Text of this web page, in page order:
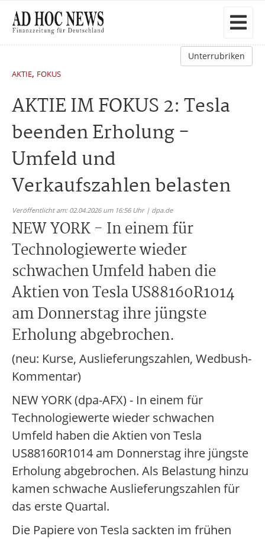
Unterrubriken
AKTIE, FOKUS
AKTIE IM FOKUS 2: Tesla
beenden Erholung -
Umfeld und
Verkaufszahlen belasten
Veröffentlicht am: 02.04.2026 um 16:56 Uhr | dpa.de
NEW YORK - In einem für
Technologiewerte wieder
schwachen Umfeld haben die
Aktien von Tesla US88160R1014
am Donnerstag ihre jüngste
Erholung abgebrochen.
(neu: Kurse, Auslieferungszahlen, Wedbush-
Kommentar)
NEW YORK (dpa-AFX) - In einem für
Technologiewerte wieder schwachen
Umfeld haben die Aktien von Tesla
US88160R1014 am Donnerstag ihre jüngste
Erholung abgebrochen. Als Belastung hinzu
kamen schwache Auslieferungszahlen für
das erste Quartal.
Die Papiere von Tesla sackten im frühen